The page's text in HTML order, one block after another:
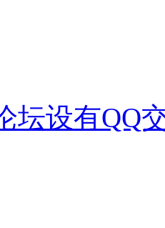
坛设有QQ